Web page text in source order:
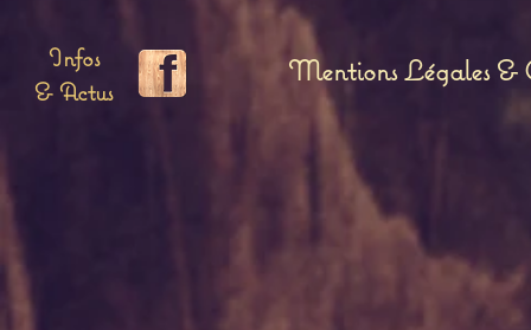
Infos
& Actus
Mentions Légales &